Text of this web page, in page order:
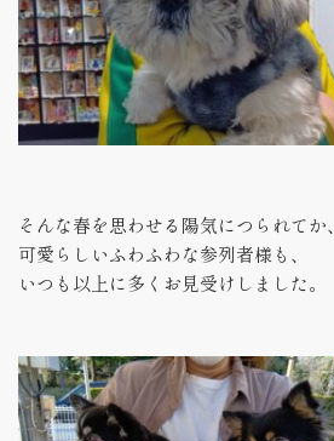
そんな春を思わせる陽気につられてか、
可愛らしいふわふわな参列者様も、
いつも以上に多くお見受けしました。